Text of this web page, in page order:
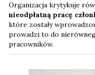
Organizacja krytykuje
nieodpłatną pracę
które zostały
prowadzi to do
pracowników.